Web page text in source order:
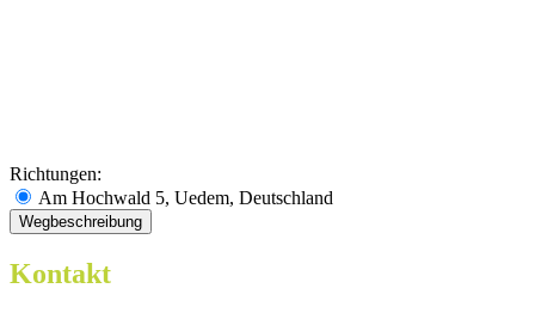
Richtungen:
Am Hochwald 5, Uedem, Deutschland
Kontakt